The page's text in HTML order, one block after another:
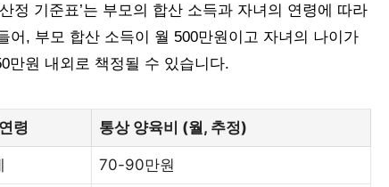
정 기준표’는 부모의 합산 소득과 자녀의 연령에 따라
어, 부모 합산 소득이 월 500만원이고 자녀의 나이가
만원 내외로 책정될 수 있습니다.
령 통상 양육비 (월, 추정)
70-90만원